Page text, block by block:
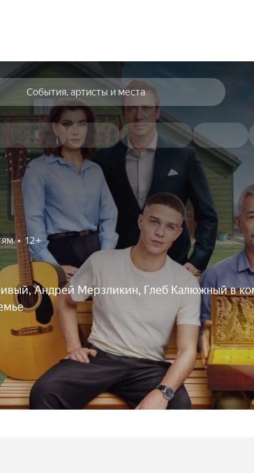
События, артисты и места
12+
Андрей Мерзликин, Глеб Калюжный в